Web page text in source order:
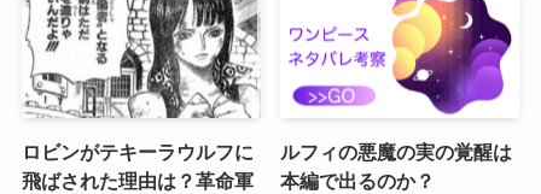
ロビンがテキーラウルフに
飛ばされた理由は？革命軍
ルフィの悪魔の実の覚醒は
本編で出るのか？